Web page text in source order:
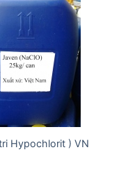
Add to
wishlist
Hypochlorit ) VN